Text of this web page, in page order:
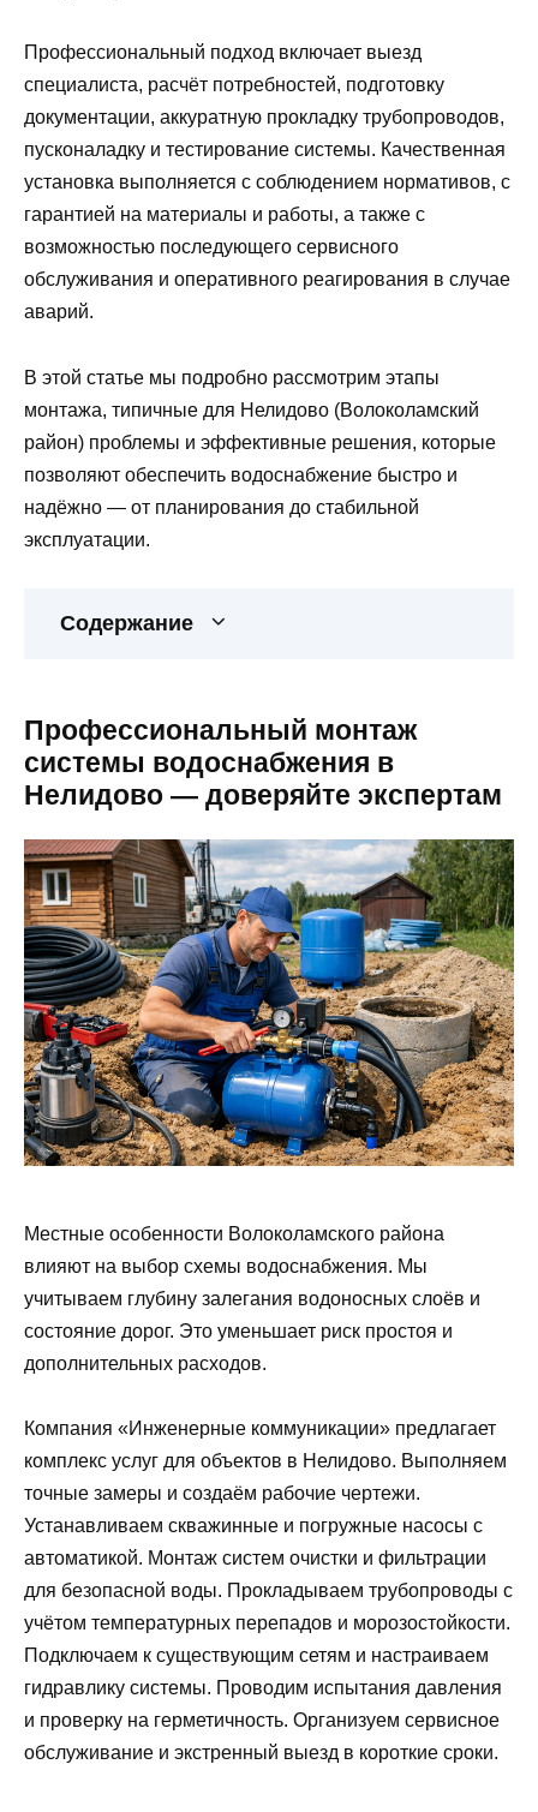
Профессиональный подход включает выезд
специалиста, расчёт потребностей, подготовку
документации, аккуратную прокладку трубопроводов,
пусконаладку и тестирование системы. Качественная
установка выполняется с соблюдением нормативов, с
гарантией на материалы и работы, а также с
возможностью последующего сервисного
обслуживания и оперативного реагирования в случае
аварий.
В этой статье мы подробно рассмотрим этапы
монтажа, типичные для Нелидово (Волоколамский
район) проблемы и эффективные решения, которые
позволяют обеспечить водоснабжение быстро и
надёжно — от планирования до стабильной
эксплуатации.
Содержание
Профессиональный монтаж
системы водоснабжения в
Нелидово — доверяйте экспертам
Местные особенности Волоколамского района
влияют на выбор схемы водоснабжения. Мы
учитываем глубину залегания водоносных слоёв и
состояние дорог. Это уменьшает риск простоя и
дополнительных расходов.
Компания «Инженерные коммуникации» предлагает
комплекс услуг для объектов в Нелидово. Выполняем
точные замеры и создаём рабочие чертежи.
Устанавливаем скважинные и погружные насосы с
автоматикой. Монтаж систем очистки и фильтрации
для безопасной воды. Прокладываем трубопроводы с
учётом температурных перепадов и морозостойкости.
Подключаем к существующим сетям и настраиваем
гидравлику системы. Проводим испытания давления
и проверку на герметичность. Организуем сервисное
обслуживание и экстренный выезд в короткие сроки.